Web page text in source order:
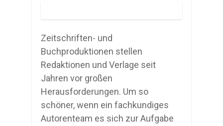
Zeitschriften- und
Buchproduktionen stellen
Redaktionen und Verlage seit
Jahren vor großen
Herausforderungen. Um so
schöner, wenn ein fachkundiges
Autorenteam es sich zur Aufgabe